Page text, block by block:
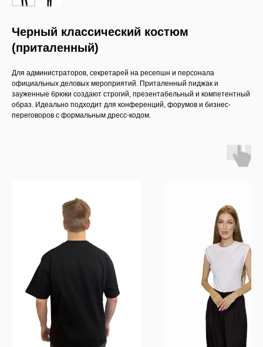
Черный классический костюм
(приталенный)
Для администраторов, секретарей на ресепшн и персонала
официальных деловых мероприятий. Приталенный пиджак и
зауженные брюки создают строгий, презентабельный и компетентный
образ. Идеально подходит для конференций, форумов и бизнес-
переговоров с формальным дресс-кодом.